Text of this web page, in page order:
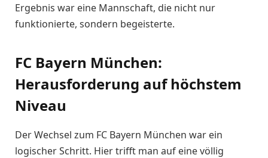
Ergebnis war eine Mannschaft, die nicht nur
funktionierte, sondern begeisterte.
FC Bayern München:
Herausforderung auf höchstem
Niveau
Der Wechsel zum FC Bayern München war ein
logischer Schritt. Hier trifft man auf eine völlig